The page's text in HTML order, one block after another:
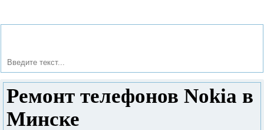
Ремонт телефонов Nokia в
Минске